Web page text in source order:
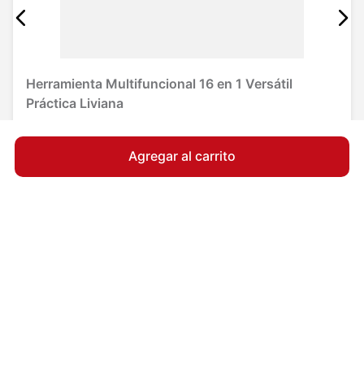
Agregar al carrito
Herramienta Multifuncional 16 en 1 Versátil
Práctica Liviana
$14.990
cuotas sin interés de$1250